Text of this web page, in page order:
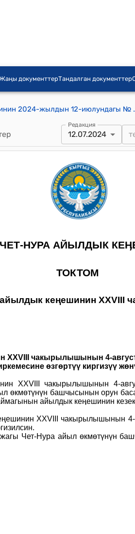
документтерТандалган документтер
Чет-Нура айыл аймагынын айылдык кеңешинин 2024-жылдын 12-
Редакция
12.07.2024